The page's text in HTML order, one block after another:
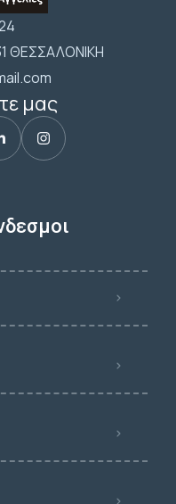
ΘΕΣΣΑΛΟΝΙΚΗ
μας